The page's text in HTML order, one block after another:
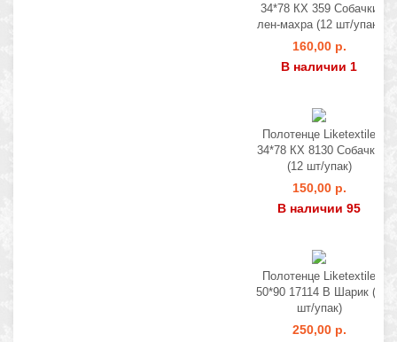
34*78 КХ 359 Собачки
лен-махра (12 шт/упак)
160,00 р.
В наличии 1
Полотенце Liketextile
34*78 КХ 8130 Собачки
(12 шт/упак)
150,00 р.
В наличии 95
Полотенце Liketextile
50*90 17114 В Шарик (6
шт/упак)
250,00 р.